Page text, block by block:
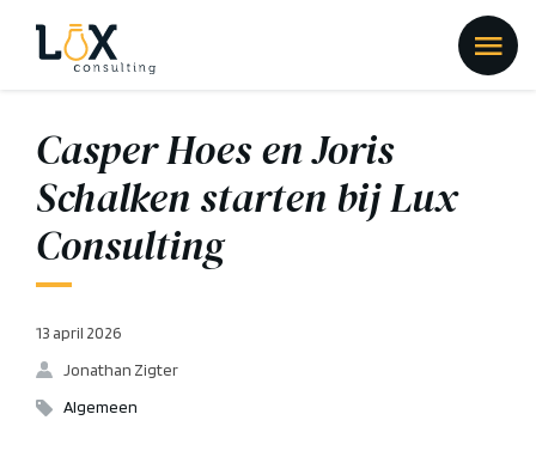
Casper Hoes en Joris
Schalken starten bij Lux
Consulting
13 april 2026
Jonathan Zigter
Algemeen